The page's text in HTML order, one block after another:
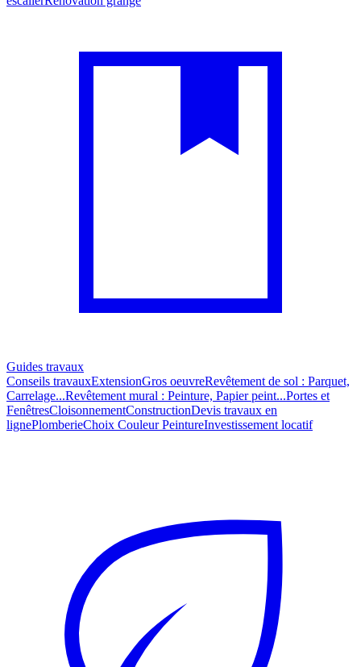
Guides travaux
Conseils travauxExtensionGros oeuvreRevêtement de sol : Parquet,
Carrelage...Revêtement mural : Peinture, Papier peint...Portes et
FenêtresCloisonnementConstructionDevis travaux en
lignePlomberieChoix Couleur PeintureInvestissement locatif